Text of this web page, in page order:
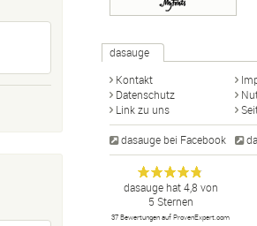
dasauge
Kontakt
Datenschutz
Link zu uns
dasauge bei Facebook
dasauge
Designer,
Fotografen,
Anonym
dasaugehat4,8 von
5 Sternen
37 Bewertungen auf ProvenExpert.com